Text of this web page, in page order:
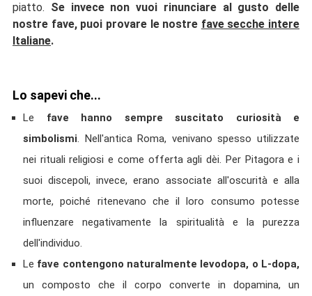
piatto. Se invece non vuoi rinunciare al gusto delle
nostre fave, puoi provare le nostre fave secche intere
Italiane.
Lo sapevi che...
Le fave hanno sempre suscitato curiosità e
simbolismi. Nell'antica Roma, venivano spesso utilizzate
nei rituali religiosi e come offerta agli dèi. Per Pitagora e i
suoi discepoli, invece, erano associate all'oscurità e alla
morte, poiché ritenevano che il loro consumo potesse
influenzare negativamente la spiritualità e la purezza
dell'individuo.
Le fave contengono naturalmente levodopa, o L-dopa,
un composto che il corpo converte in dopamina, un